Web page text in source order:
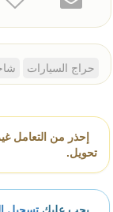
حراج السيارات
إحذر من التعامل
تحويل.